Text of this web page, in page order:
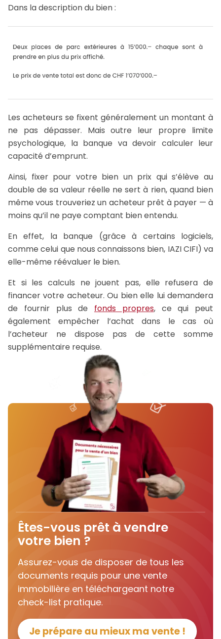
Dans la description du bien :
Les acheteurs se fixent généralement un montant à
ne pas dépasser. Mais outre leur propre limite
psychologique, la banque va devoir calculer leur
capacité d’emprunt.
Ainsi, fixer pour votre bien un prix qui s’élève au
double de sa valeur réelle ne sert à rien, quand bien
même vous trouveriez un acheteur prêt à payer — à
moins qu’il ne paye comptant bien entendu.
En effet, la banque (grâce à certains logiciels,
comme celui que nous connaissons bien, IAZI CIFI) va
elle-même réévaluer le bien.
Et si les calculs ne jouent pas, elle refusera de
financer votre acheteur. Ou bien elle lui demandera
de fournir plus de fonds propres, ce qui peut
également empêcher l’achat dans le cas où
l’acheteur ne dispose pas de cette somme
supplémentaire requise.
Êtes-vous prêt à vendre
votre bien ?
Assurez-vous de disposer de tous les
documents requis pour une vente
immobilière en téléchargeant notre
check-list pratique.
Je prépare au mieux ma vente !